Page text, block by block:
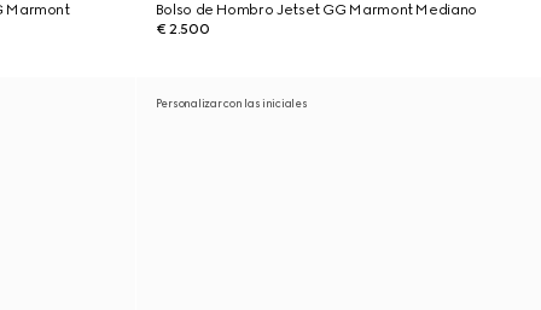
Marmont
Bolso de Hombro Jetset GG Marmont Mediano
€ 2.500
Personalizar con las iniciales